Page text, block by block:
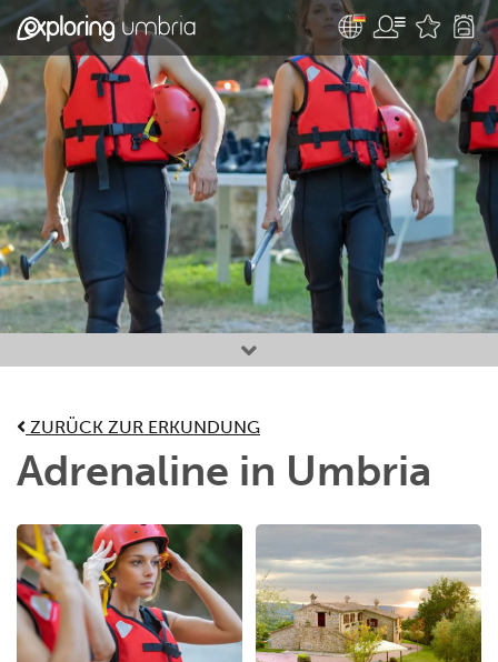
Bevorzugte Aktivitäten
ZURÜCK ZUR ERKUNDUNG
Adrenaline in Umbria